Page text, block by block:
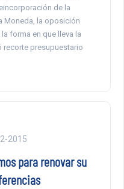
de la
Moneda, la oposición
forma en que lleva la
recorte presupuestario
2015
para renovar su